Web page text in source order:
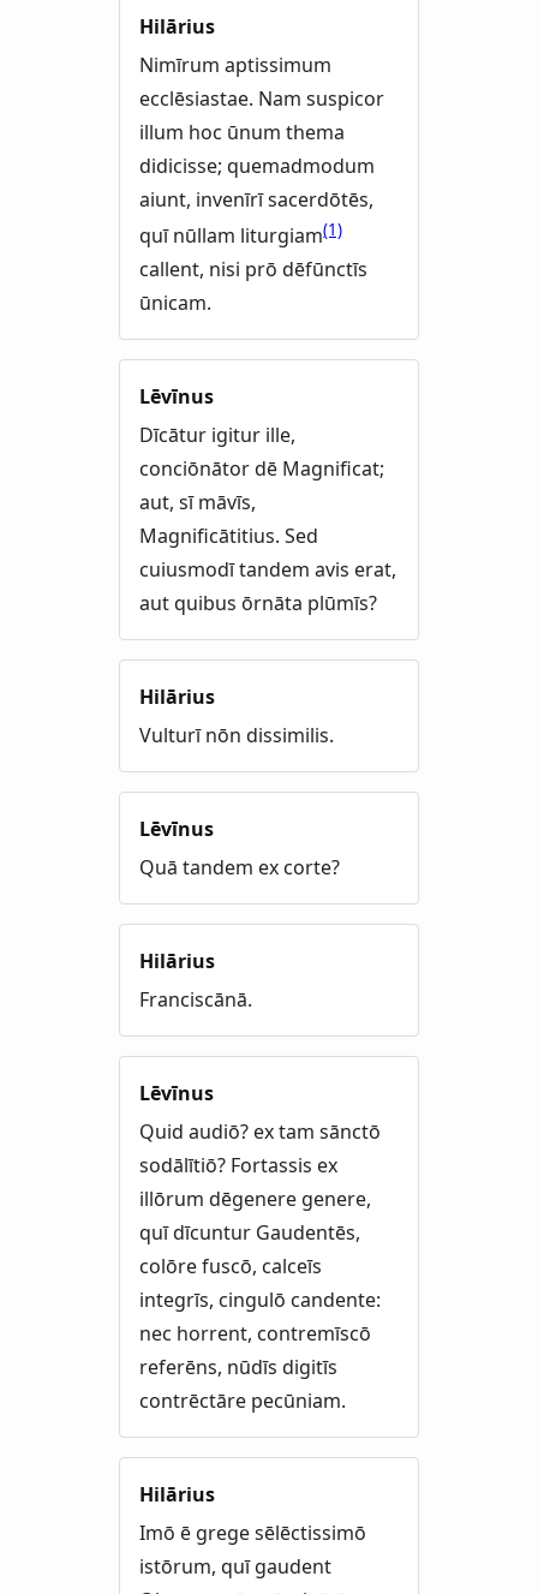
Hilārius
Nimīrum aptissimum
ecclēsiastae. Nam suspicor
illum hoc ūnum thema
didicisse; quemadmodum
aiunt, invenīrī sacerdōtēs,
quī nūllam liturgiam(1)
callent, nisi prō dēfūnctīs
ūnicam.
Lēvīnus
Dīcātur igitur ille,
conciōnātor dē Magnificat;
aut, sī māvīs,
Magnificātitius. Sed
cuiusmodī tandem avis erat,
aut quibus ōrnāta plūmīs?
Hilārius
Vulturī nōn dissimilis.
Lēvīnus
Quā tandem ex corte?
Hilārius
Franciscānā.
Lēvīnus
Quid audiō? ex tam sānctō
sodālītiō? Fortassis ex
illōrum dēgenere genere,
quī dīcuntur Gaudentēs,
colōre fuscō, calceīs
integrīs, cingulō candente:
nec horrent, contremīscō
referēns, nūdīs digitīs
contrēctāre pecūniam.
Hilārius
Imō ē grege sēlēctissimō
istōrum, quī gaudent